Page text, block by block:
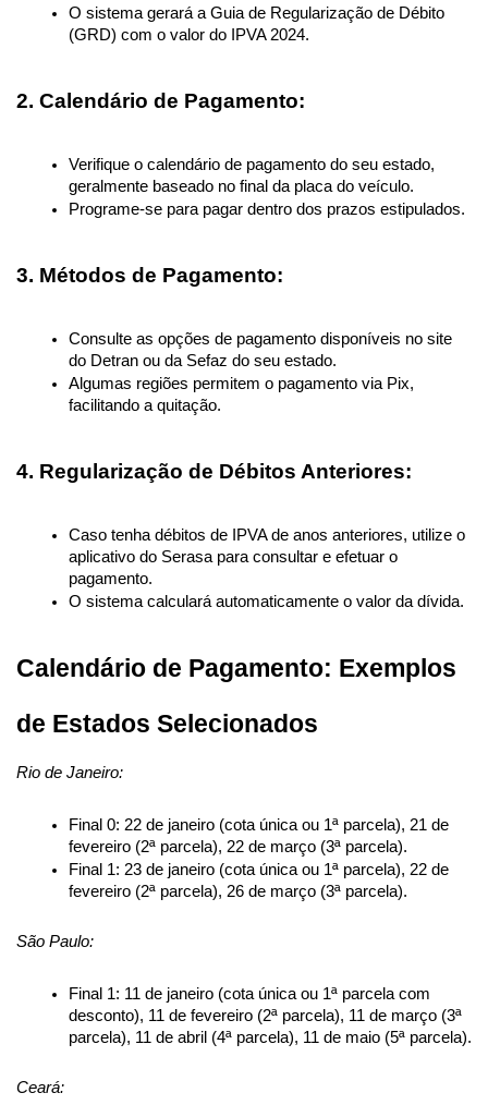
O sistema gerará a Guia de Regularização de Débito
(GRD) com o valor do IPVA 2024.
2. Calendário de Pagamento:
Verifique o calendário de pagamento do seu estado,
geralmente baseado no final da placa do veículo.
Programe-se para pagar dentro dos prazos estipulados.
3. Métodos de Pagamento:
Consulte as opções de pagamento disponíveis no site
do Detran ou da Sefaz do seu estado.
Algumas regiões permitem o pagamento via Pix,
facilitando a quitação.
4. Regularização de Débitos Anteriores:
Caso tenha débitos de IPVA de anos anteriores, utilize o
aplicativo do Serasa para consultar e efetuar o
pagamento.
O sistema calculará automaticamente o valor da dívida.
Calendário de Pagamento: Exemplos
de Estados Selecionados
Rio de Janeiro:
Final 0: 22 de janeiro (cota única ou 1ª parcela), 21 de
fevereiro (2ª parcela), 22 de março (3ª parcela).
Final 1: 23 de janeiro (cota única ou 1ª parcela), 22 de
fevereiro (2ª parcela), 26 de março (3ª parcela).
São Paulo:
Final 1: 11 de janeiro (cota única ou 1ª parcela com
desconto), 11 de fevereiro (2ª parcela), 11 de março (3ª
parcela), 11 de abril (4ª parcela), 11 de maio (5ª parcela).
Ceará: